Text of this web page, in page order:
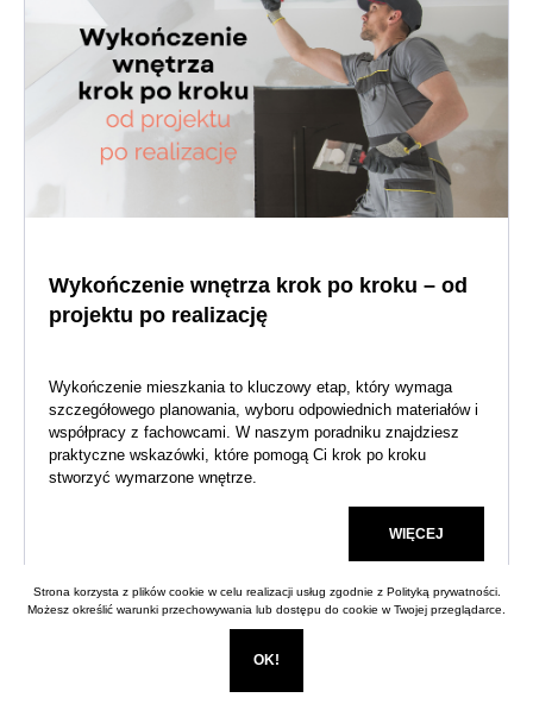
Wykończenie wnętrza krok po kroku – od
projektu po realizację
Wykończenie mieszkania to kluczowy etap, który wymaga
szczegółowego planowania, wyboru odpowiednich materiałów i
współpracy z fachowcami. W naszym poradniku znajdziesz
praktyczne wskazówki, które pomogą Ci krok po kroku
stworzyć wymarzone wnętrze.
WIĘCEJ
Strona korzysta z plików cookie w celu realizacji usług zgodnie z Polityką prywatności.
Możesz określić warunki przechowywania lub dostępu do cookie w Twojej przeglądarce.
OK!